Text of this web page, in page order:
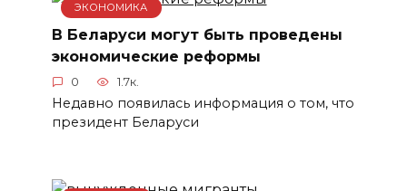
ЭКОНОМИКА
В Беларуси могут быть проведены
экономические реформы
0 1.7к.
Недавно появилась информация о том, что
президент Беларуси